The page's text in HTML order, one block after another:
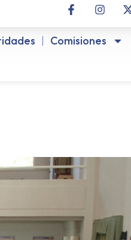
Comisiones